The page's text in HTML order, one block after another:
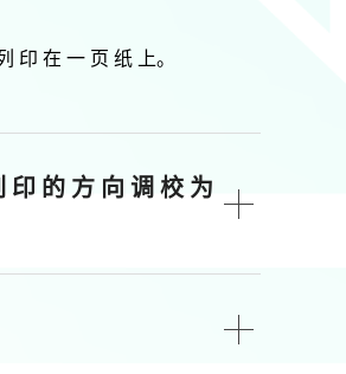
印 在 一 页 纸 上。
印 的 方 向 调 校 为